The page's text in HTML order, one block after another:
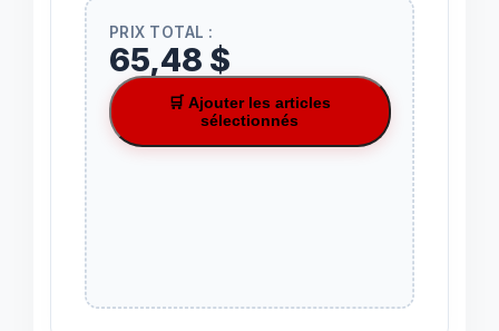
PRIX TOTAL :
65,48 $
🛒 Ajouter les articles
sélectionnés